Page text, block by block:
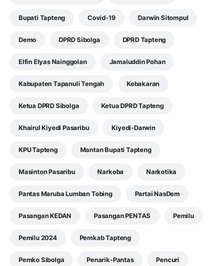
Bupati Tapteng Covid-19 Darwin Sitompul
Demo DPRD Sibolga DPRD Tapteng
Elfin Elyas Nainggolan Jamaluddin Pohan
Kabupaten Tapanuli Tengah Kebakaran
Ketua DPRD Sibolga Ketua DPRD Tapteng
Khairul Kiyedi Pasaribu Kiyedi-Darwin
KPU Tapteng Mantan Bupati Tapteng
Masinton Pasaribu Narkoba Narkotika
Pantas Maruba Lumban Tobing Partai NasDem
Pasangan KEDAN Pasangan PENTAS Pemilu
Pemilu 2024 Pemkab Tapteng
Pemko Sibolga Penarik-Pantas Pencuri